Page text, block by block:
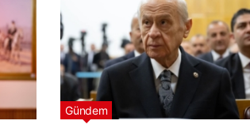
Gündem